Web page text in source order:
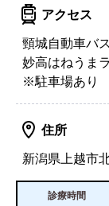
アクセス
頸城自動車バ
妙高はねうま
※駐車場あり
住所
新潟県上越市
診療時間